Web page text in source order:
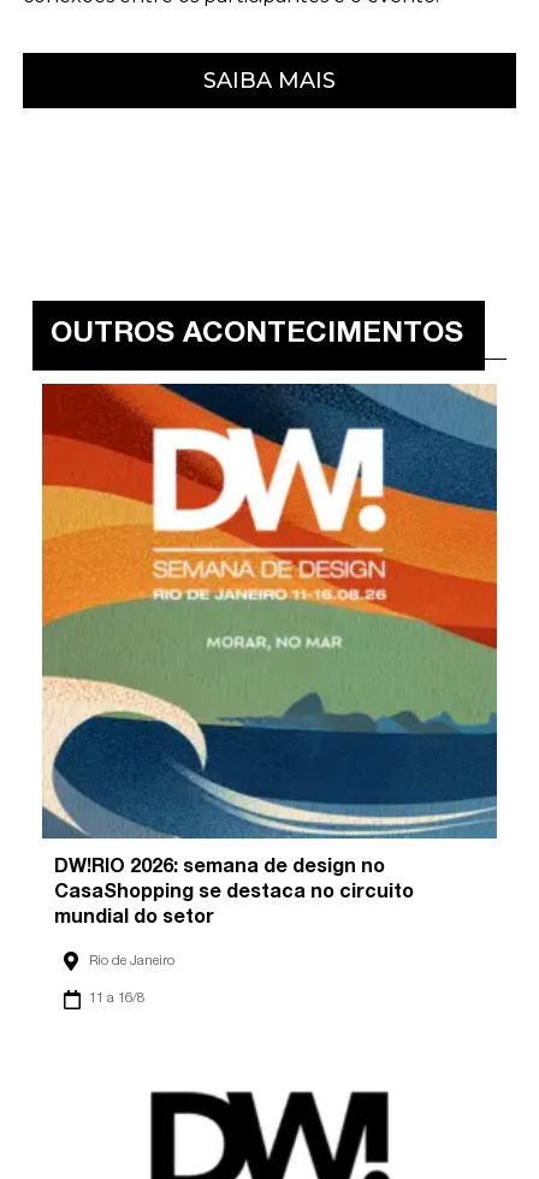
SAIBA MAIS
OUTROS ACONTECIMENTOS
DW!RIO 2026: semana de design no
CasaShopping se destaca no circuito
mundial do setor
Rio de Janeiro
11 a 16/8